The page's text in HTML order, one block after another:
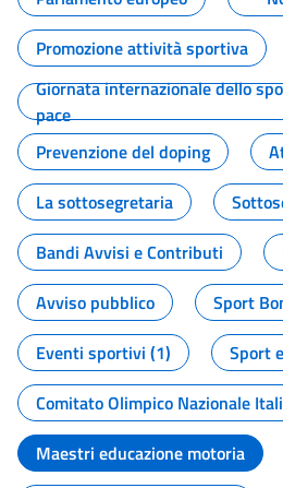
Promozione attività sportiva
Giornata internazionale dello
pace
Prevenzione del doping
La sottosegretaria
Bandi Avvisi e Contributi
Avviso pubblico
Sport
Eventi sportivi (1)
Sport
Comitato Olimpico Nazionale
Maestri educazione motoria